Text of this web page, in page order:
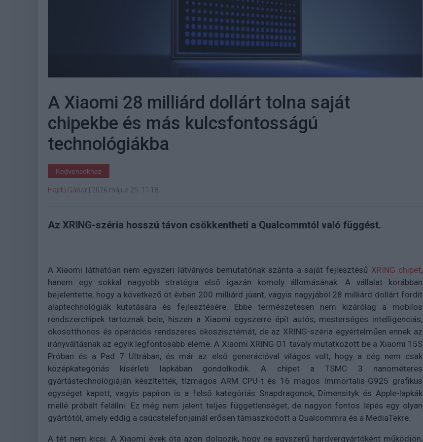
A Xiaomi 28 milliárd dollárt tolna saját
chipekbe és más kulcsfontosságú
technológiákba
Kedvencekhez
Hajdú Gábor 2026 május 25. 11:18
Az XRING-széria hosszú távon csökkentheti a Qualcommtól való függést.
A Xiaomi láthatóan nem egyszeri látványos bemutatónak szánta a saját fejlesztésű XRING chipet,
hanem egy sokkal nagyobb stratégia első igazán komoly állomásának. A vállalat korábban
bejelentette, hogy a következő öt évben 200 milliárd jüant, vagyis nagyjából 28 milliárd dollárt fordít
alaptechnológiák kutatására és fejlesztésére. Ebbe természetesen nem kizárólag a mobilos
rendszerchipek tartoznak bele, hiszen a Xiaomi egyszerre épít autós, mesterséges intelligenciás,
okosotthonos és operációs rendszeres ökoszisztémát, de az XRING-széria egyértelműen ennek az
irányváltásnak az egyik legfontosabb eleme. A Xiaomi XRING O1 tavaly mutatkozott be a Xiaomi 15S
Próban és a Pad 7 Ultrában, és már az első generációval világos volt, hogy a cég nem csak
középkategóriás kísérleti lapkában gondolkodik. A chipet a TSMC 3 nanométeres
gyártástechnológiáján készítették, tízmagos ARM CPU-t és 16 magos Immortalis-G925 grafikus
egységet kapott, vagyis papíron is a felső kategóriás Snapdragonok, Dimensityk és Apple-lapkák
mellé próbált felállni. Ez még nem jelent teljes függetlenséget, de nagyon fontos lépés egy olyan
gyártótól, amely eddig a csúcstelefonjainál erősen támaszkodott a Qualcommra és a MediaTekre.
A tét nem kicsi. A Xiaomi évek óta azon dolgozik, hogy ne egyszerű hardvergyártóként működjön,